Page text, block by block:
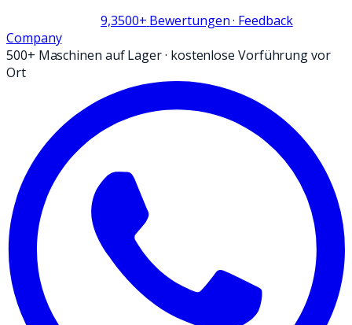
9,3500+ Bewertungen· Feedback
Company
500+ Maschinen auf Lager· kostenlose Vorführung vor
Ort